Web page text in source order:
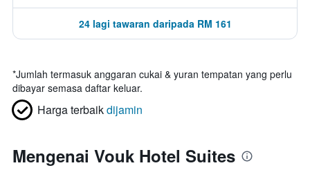
24 lagi tawaran daripada RM 161
*Jumlah termasuk anggaran cukai & yuran tempatan yang perlu
dibayar semasa daftar keluar.
Harga terbaikdijamin
Mengenai Vouk Hotel Suites